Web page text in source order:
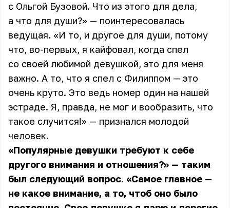
с Ольгой Бузовой. Что из этого для дела,
а что для души?» — поинтересовалась
ведущая. «И то, и другое для души, потому
что, во-первых, я кайфовал, когда спел
со своей любимой девушкой, это для меня
важно. А то, что я спел с Филиппом — это
очень круто. Это ведь номер один на нашей
эстраде. Я, правда, не мог и вообразить, что
такое случится!» — признался молодой
человек.
«Популярные девушки требуют к себе
другого внимания и отношения?» — таким
был следующий вопрос. «Самое главное —
не какое внимание, а то, чтоб оно было